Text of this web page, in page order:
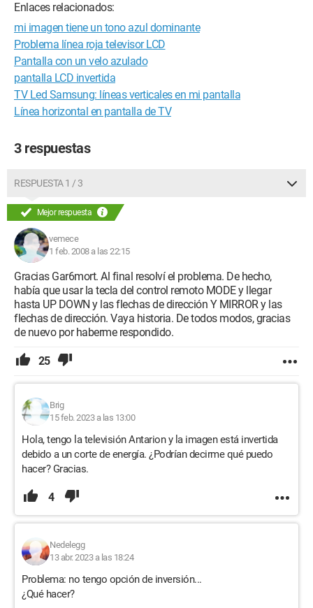
Enlaces relacionados:
mi imagen tiene un tono azul dominante
Problema línea roja televisor LCD
Pantalla con un velo azulado
pantalla LCD invertida
TV Led Samsung: líneas verticales en mi pantalla
Línea horizontal en pantalla de TV
3 respuestas
RESPUESTA 1 / 3
Mejor respuesta
vemece
1 feb. 2008 a las 22:15
Gracias Gar6mort. Al final resolví el problema. De hecho,
había que usar la tecla del control remoto MODE y llegar
hasta UP DOWN y las flechas de dirección Y MIRROR y las
flechas de dirección. Vaya historia. De todos modos, gracias
de nuevo por haberme respondido.
25
Brig
15 feb. 2023 a las 13:00
Hola, tengo la televisión Antarion y la imagen está invertida
debido a un corte de energía. ¿Podrían decirme qué puedo
hacer? Gracias.
4
Nedelegg
13 abr. 2023 a las 18:24
Problema: no tengo opción de inversión...
¿Qué hacer?